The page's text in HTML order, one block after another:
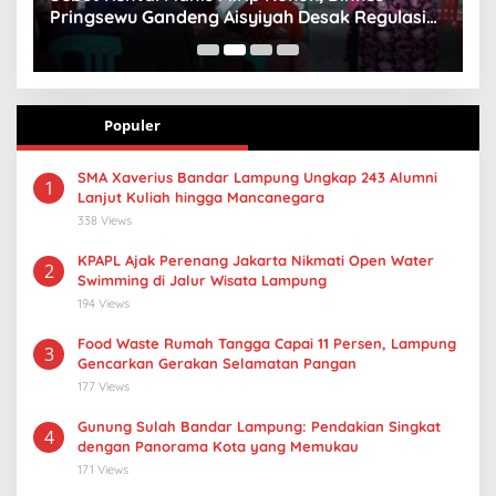
Pringsewu Gandeng Aisyiyah Desak Regulasi
Gizi Anak
Populer
1
SMA Xaverius Bandar Lampung Ungkap 243 Alumni
Lanjut Kuliah hingga Mancanegara
338 Views
2
KPAPL Ajak Perenang Jakarta Nikmati Open Water
Swimming di Jalur Wisata Lampung
194 Views
3
Food Waste Rumah Tangga Capai 11 Persen, Lampung
Gencarkan Gerakan Selamatan Pangan
177 Views
4
Gunung Sulah Bandar Lampung: Pendakian Singkat
dengan Panorama Kota yang Memukau
171 Views